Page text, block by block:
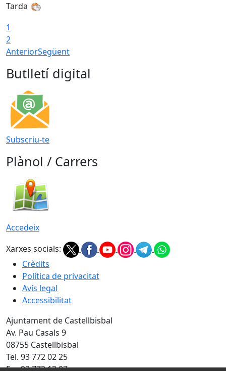
Tarda
1
2
AnteriorSegüent
Butlletí digital
Subscriu-te
Plànol / Carrers
Accedeix
Xarxes socials:
Crèdits
Política de privacitat
Avís legal
Accessibilitat
Ajuntament de Castellbisbal
Av. Pau Casals 9
08755 Castellbisbal
Tel. 93 772 02 25